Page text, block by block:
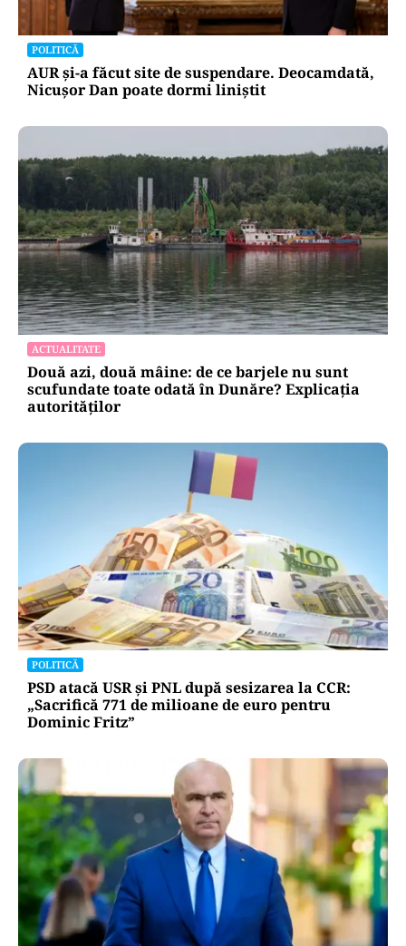
POLITICĂ
AUR și-a făcut site de suspendare. Deocamdată,
Nicușor Dan poate dormi liniștit
ACTUALITATE
Două azi, două mâine: de ce barjele nu sunt
scufundate toate odată în Dunăre? Explicația
autorităților
POLITICĂ
PSD atacă USR și PNL după sesizarea la CCR:
„Sacrifică 771 de milioane de euro pentru
Dominic Fritz”